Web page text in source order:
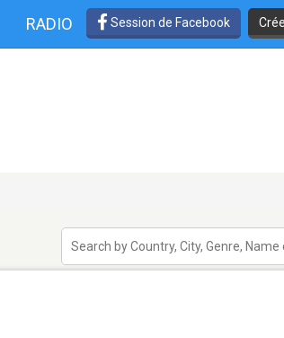
RADIO Session de Facebook